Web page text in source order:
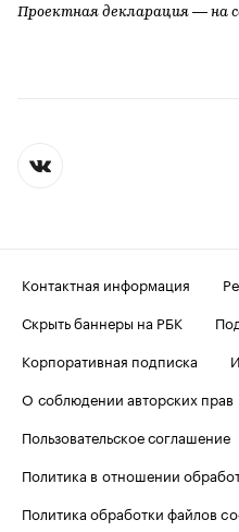
Проектная декларация — на
Контактная информация
Скрыть баннеры на РБК
Корпоративная подписка
О соблюдении авторских прав
Пользовательское соглашение
Политика в отношении
Политика обработки файлов